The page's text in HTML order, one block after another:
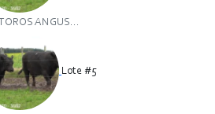
TOROS ANGUS...
Lote #5